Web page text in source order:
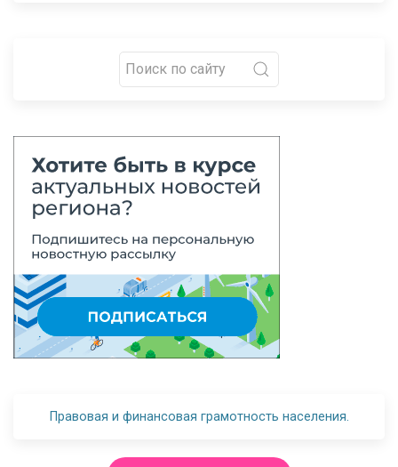
Правовая и финансовая грамотность населения.